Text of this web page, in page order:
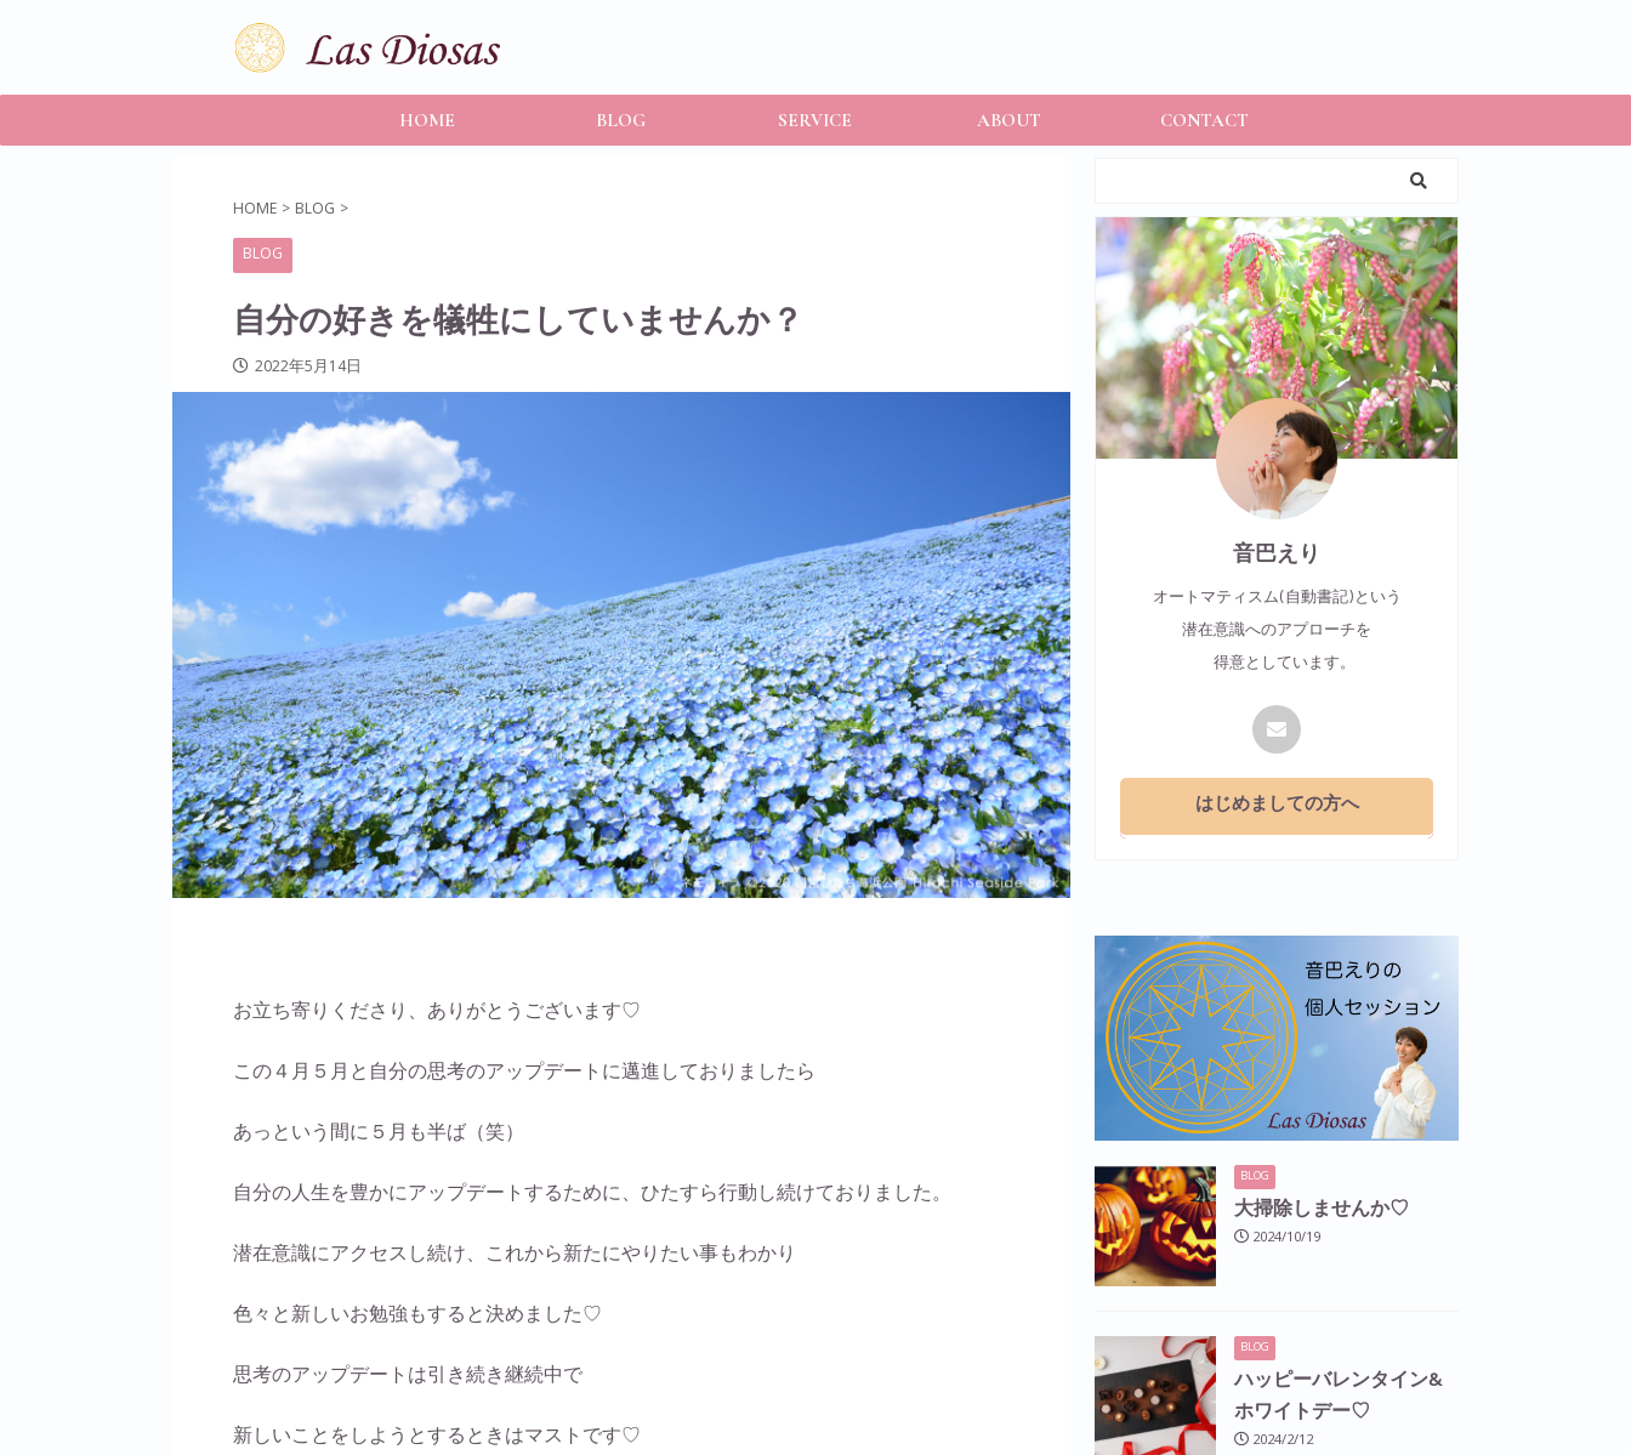
HOME BLOG SERVICE ABOUT CONTACT
HOME > BLOG >
BLOG
自分の好きを犠牲にしていませんか？
2022年5月14日
お立ち寄りくださり、ありがとうございます♡
この４月５月と自分の思考のアップデートに邁進しておりましたら
あっという間に５月も半ば（笑）
自分の人生を豊かにアップデートするために、ひたすら行動し続けておりました。
潜在意識にアクセスし続け、これから新たにやりたい事もわかり
色々と新しいお勉強もすると決めました♡
思考のアップデートは引き続き継続中で
新しいことをしようとするときはマストです♡
音巴えり
オートマティスム(自動書記)という
潜在意識へのアプローチを
得意としています。
はじめましての方へ
BLOG
大掃除しませんか♡
2024/10/19
BLOG
ハッピーバレンタイン&
ホワイトデー♡
2024/2/12